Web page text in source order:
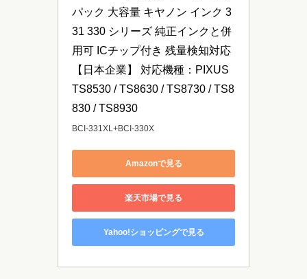
パック 大容量 キヤノン インク 3
31 330 シリーズ 純正インクと併
用可 ICチップ付き 残量検知対応
【日本企業】 対応機種：PIXUS
TS8530 / TS8630 / TS8730 / TS8
830 / TS8930
BCI-331XL+BCI-330X
Amazonで見る
楽天市場で見る
Yahoo!ショッピングで見る